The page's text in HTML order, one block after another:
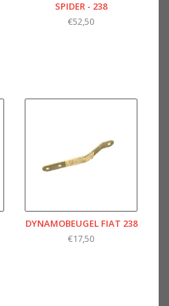
SPIDER - 238
€52,50
DYNAMOBEUGEL FIAT 238
€17,50